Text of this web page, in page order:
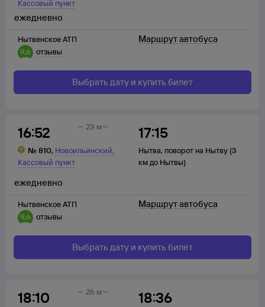
Кассовый пункт
Нытвенское АТП
9,6
отзывы
ежедневно
Маршрут автобуса
Выбрать дату и купить билет
16:52
№ 810, Новоильинский,
Кассовый пункт
17:15
Нытва, поворот на Нытву (3
км до Нытвы)
23 м
Нытвенское АТП
9,6
отзывы
ежедневно
Маршрут автобуса
Выбрать дату и купить билет
18:10 18:36
26 м